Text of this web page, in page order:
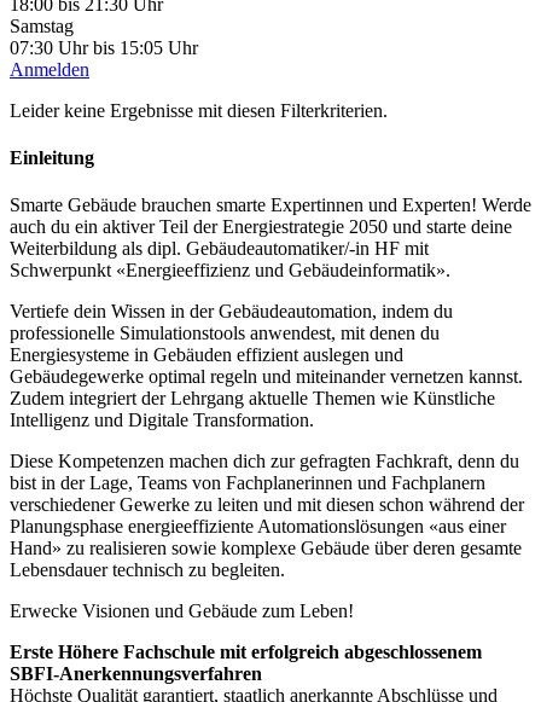
18:00 bis 21:30 Uhr
Samstag
07:30 Uhr bis 15:05 Uhr
Anmelden
Leider keine Ergebnisse mit diesen Filterkriterien.
Einleitung
Smarte Gebäude brauchen smarte Expertinnen und Experten! Werde
auch du ein aktiver Teil der Energiestrategie 2050 und starte deine
Weiterbildung als dipl. Gebäudeautomatiker/-in HF mit
Schwerpunkt «Energieeffizienz und Gebäudeinformatik».
Vertiefe dein Wissen in der Gebäudeautomation, indem du
professionelle Simulationstools anwendest, mit denen du
Energiesysteme in Gebäuden effizient auslegen und
Gebäudegewerke optimal regeln und miteinander vernetzen kannst.
Zudem integriert der Lehrgang aktuelle Themen wie Künstliche
Intelligenz und Digitale Transformation.
Diese Kompetenzen machen dich zur gefragten Fachkraft, denn du
bist in der Lage, Teams von Fachplanerinnen und Fachplanern
verschiedener Gewerke zu leiten und mit diesen schon während der
Planungsphase energieeffiziente Automationslösungen «aus einer
Hand» zu realisieren sowie komplexe Gebäude über deren gesamte
Lebensdauer technisch zu begleiten.
Erwecke Visionen und Gebäude zum Leben!
Erste Höhere Fachschule mit erfolgreich abgeschlossenem
SBFI-Anerkennungsverfahren
Höchste Qualität garantiert, staatlich anerkannte Abschlüsse und